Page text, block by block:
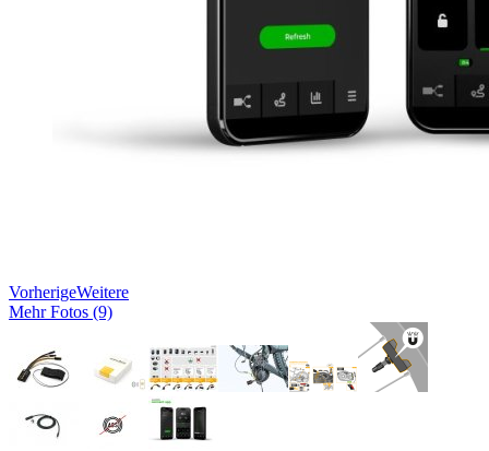
VorherigeWeitere
Mehr Fotos (9)